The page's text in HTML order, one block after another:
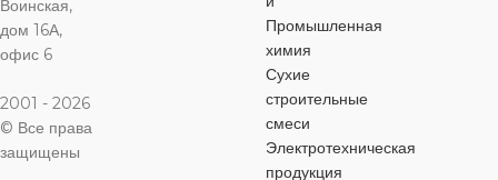
ДИАМЕТР
ШЛИЦ
ДИАМЕТР
8 мм
ШЛИЦ ШЛИЦ
Воинская,
дом 16А,
офис 6
2001 - 2026
© Все права
защищены
Промышленная
химия
Сухие
строительные
смеси
Электротехническая
продукция